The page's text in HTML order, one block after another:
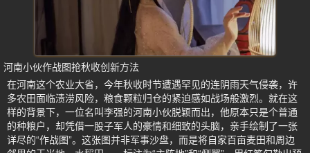
河南小伙作战图抢秋收创新方法
在河南这个农业大省，今年秋收时节遭遇罕见的连阴雨天气侵袭，许
多农田面临渍涝风险，粮食颗粒归仓的紧迫感如战场般激烈。就在这
样的背景下，一位名叫李强的河南小伙脱颖而出，他原本只是个普通
的种粮户，却凭借一股子军人的豪情和细致的头脑，亲手绘制了一张
详尽的“作战图”。这张图并非军事沙盘，而是将自家百亩麦田和周边